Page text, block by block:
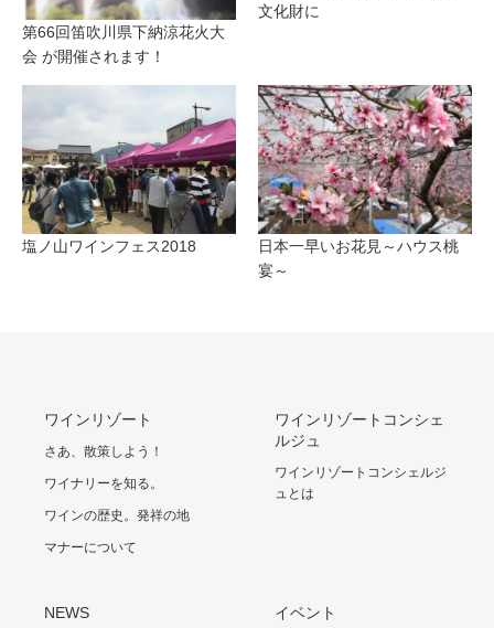
第66回笛吹川県下納涼花火大
会 が開催されます！
文化財に
塩ノ山ワインフェス2018
日本一早いお花見～ハウス桃
宴～
ワインリゾート
さあ、散策しよう！
ワイナリーを知る。
ワインの歴史。発祥の地
マナーについて
ワインリゾートコンシェ
ルジュ
ワインリゾートコンシェルジ
ュとは
NEWS イベント